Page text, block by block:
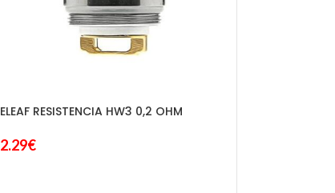
ELEAF RESISTENCIA HW3 0,2 OHM
2.29€